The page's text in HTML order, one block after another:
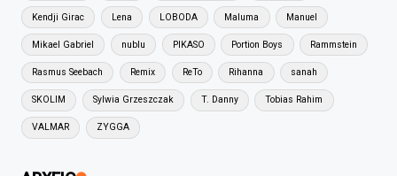
Kendji Girac Lena LOBODA Maluma Manuel
Mikael Gabriel nublu PIKASO Portion Boys Rammstein
Rasmus Seebach Remix ReTo Rihanna sanah
SKOLIM Sylwia Grzeszczak T. Danny Tobias Rahim
VALMAR ZYGGA